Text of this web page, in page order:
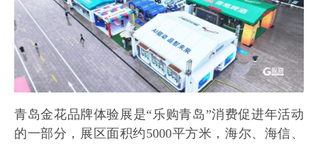
青岛金花品牌体验展是“乐购青岛”消费促进年活动
的一部分，展区面积约5000平方米，海尔、海信、